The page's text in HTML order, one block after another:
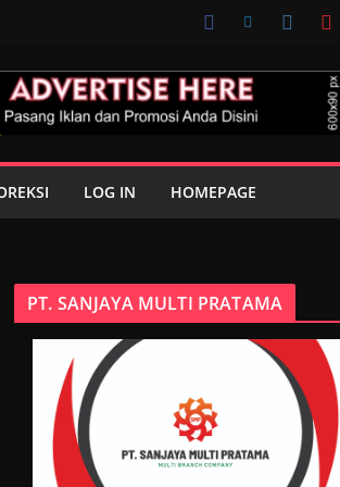
LOG IN HOMEPAGE
PT. SANJAYA MULTI PRATAMA